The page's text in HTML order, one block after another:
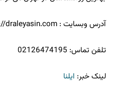
آدرس وبسایت : draleyasin.com
تلفن تماس: 02126474195
لینک خبر: ایلنا